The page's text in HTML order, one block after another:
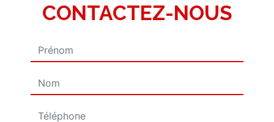
CONTACTEZ-NOUS